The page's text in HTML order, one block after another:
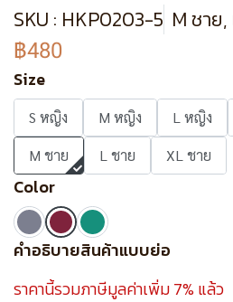
SKU : HKP0203-5 M ชาย
฿480
Size
S หญิง M หญิง L หญิง
M ชาย
L ชาย XL ชาย
Color
คำอธิบายสินค้าแบบย่อ
ราคานี้รวมภาษีมูลค่าเพิ่ม 7% แล้ว